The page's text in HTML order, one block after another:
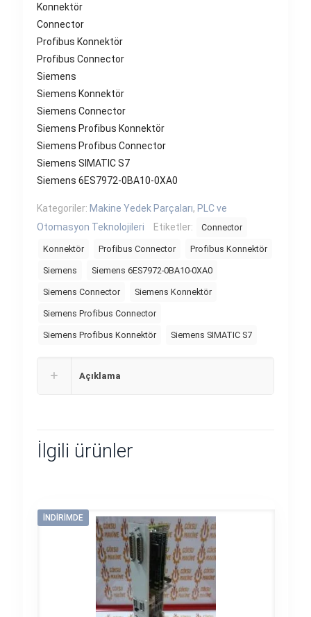
Konnektör
Connector
Profibus Konnektör
Profibus Connector
Siemens
Siemens Konnektör
Siemens Connector
Siemens Profibus Konnektör
Siemens Profibus Connector
Siemens SIMATIC S7
Siemens 6ES7972-0BA10-0XA0
Kategoriler: Makine Yedek Parçaları, PLC ve
Otomasyon Teknolojileri
Etiketler: Connector
Konnektör Profibus Connector Profibus Konnektör
Siemens Siemens 6ES7972-0BA10-0XA0
Siemens Connector Siemens Konnektör
Siemens Profibus Connector
Siemens Profibus Konnektör Siemens SIMATIC S7
Açıklama
İlgili ürünler
İNDIRIMDE